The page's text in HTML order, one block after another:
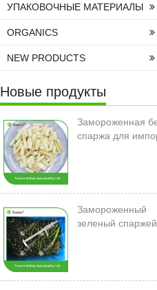
УПАКОВОЧНЫЕ МАТЕРИАЛЫ
ORGANICS
NEW PRODUCTS
Новые продукты
Замороженная
спаржа для
Замороженный
зеленый